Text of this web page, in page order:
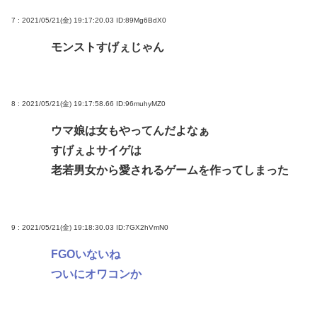
7 : 2021/05/21(金) 19:17:20.03 ID:89Mg6BdX0
モンストすげぇじゃん
8 : 2021/05/21(金) 19:17:58.66 ID:96muhyMZ0
ウマ娘は女もやってんだよなぁ
すげぇよサイゲは
老若男女から愛されるゲームを作ってしまった
9 : 2021/05/21(金) 19:18:30.03 ID:7GX2hVmN0
FGOいないね
ついにオワコンか